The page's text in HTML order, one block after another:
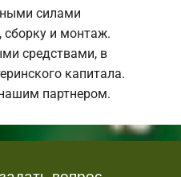
силами
сборку и монтаж.
средствами, в
капитала.
партнером.